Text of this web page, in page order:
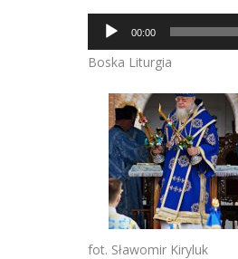
Odtwarzacz
plików
dźwiękowych
00:00
Boska Liturgia
fot. Sławomir Kiryluk